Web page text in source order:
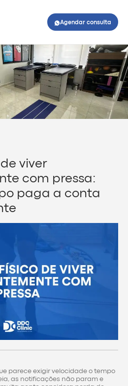
Agendar consulta
viver
com pressa:
paga a conta
parece exigir velocidade o tempo
as notificações não param e